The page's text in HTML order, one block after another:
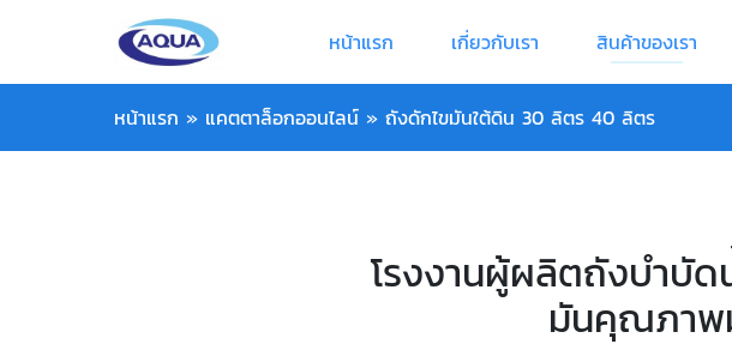
หน้าแรก เกี่ยวกับเรา สินค้าของเรา
หน้าแรก » แคตตาล็อกออนไลน์ » ถังดักไขมันใต้ดิน 30 ลิตร 40 ลิตร
โรงงานผู้ผลิตถังบำบัด
มันคุณภาพ